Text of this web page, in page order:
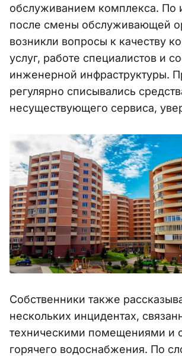
обслуживанием комплекса. По
после смены обслуживающей
возникли вопросы к качеству
услуг, работе специалистов и
инженерной инфраструктуры.
регулярно списывались
несуществующего сервиса,
Собственники также
нескольких инцидентах,
техническими помещениями и
горячего водоснабжения. По